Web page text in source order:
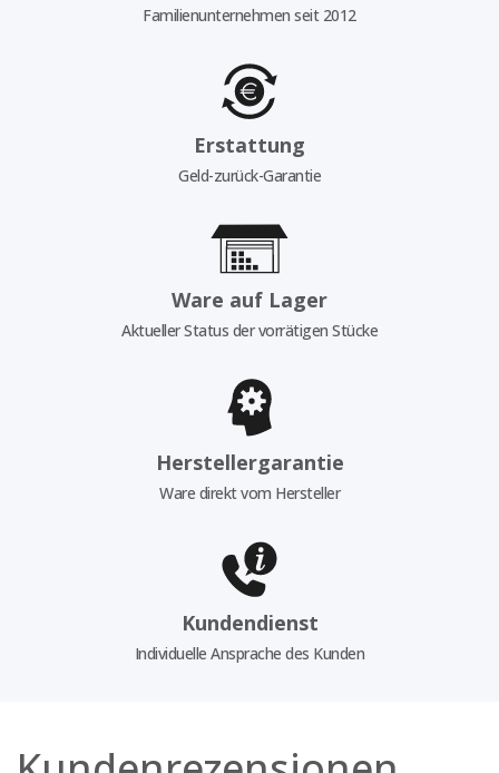
Familienunternehmen seit 2012
Erstattung
Geld-zurück-Garantie
Ware auf Lager
Aktueller Status der vorrätigen Stücke
Herstellergarantie
Ware direkt vom Hersteller
Kundendienst
Individuelle Ansprache des Kunden